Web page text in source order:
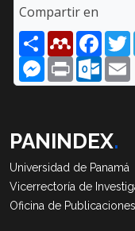
Compartir en
ShareMendeley
Messenger
Print
PANINDEX.
Universidad de Panamá
Vicerrectoría de
Oficina de